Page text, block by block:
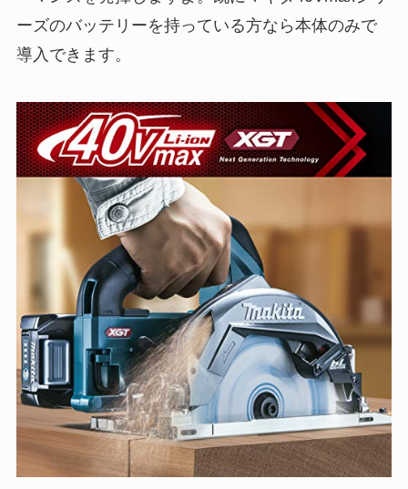
ーズのバッテリーを持っている方なら本体のみで
導入できます。